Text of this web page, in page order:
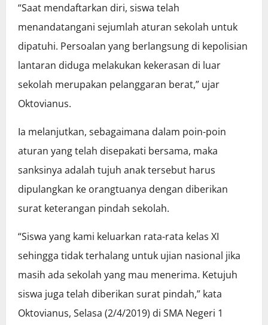
“Saat mendaftarkan diri, siswa telah
menandatangani sejumlah aturan sekolah untuk
dipatuhi. Persoalan yang berlangsung di kepolisian
lantaran diduga melakukan kekerasan di luar
sekolah merupakan pelanggaran berat,” ujar
Oktovianus.
Ia melanjutkan, sebagaimana dalam poin-poin
aturan yang telah disepakati bersama, maka
sanksinya adalah tujuh anak tersebut harus
dipulangkan ke orangtuanya dengan diberikan
surat keterangan pindah sekolah.
“Siswa yang kami keluarkan rata-rata kelas XI
sehingga tidak terhalang untuk ujian nasional jika
masih ada sekolah yang mau menerima. Ketujuh
siswa juga telah diberikan surat pindah,” kata
Oktovianus, Selasa (2/4/2019) di SMA Negeri 1